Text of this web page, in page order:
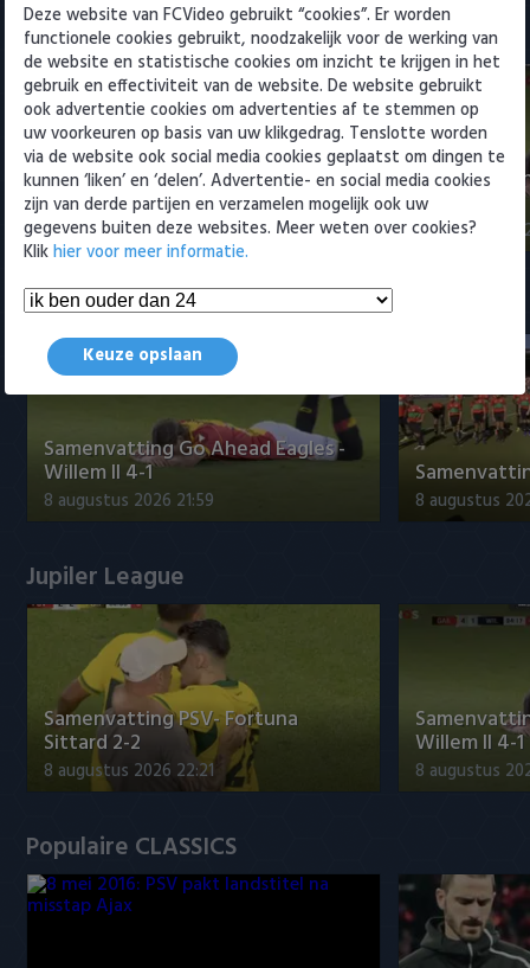
Eredivisie
Samenvatting PSV- Fortuna
Sittard 2-2
8 augustus 2026 22:21
Willem II 4-1
8 augustus
Samenvattingen Eredivisie
Samenvatting Go Ahead Eagles -
Willem II 4-1
8 augustus 2026 21:59 8 augustus
Jupiler League
Samenvatting PSV- Fortuna
Sittard 2-2
8 augustus 2026 22:21
Willem II 4-1
8 augustus
Populaire CLASSICS
Deze website van FCVideo gebruikt “cookies”. Er worden
functionele cookies gebruikt, noodzakelijk voor de werking van
de website en statistische cookies om inzicht te krijgen in het
gebruik en effectiviteit van de website. De website gebruikt
ook advertentie cookies om advertenties af te stemmen op
uw voorkeuren op basis van uw klikgedrag. Tenslotte worden
via de website ook social media cookies geplaatst om dingen te
kunnen ‘liken’ en ‘delen’. Advertentie- en social media cookies
zijn van derde partijen en verzamelen mogelijk ook uw
gegevens buiten deze websites. Meer weten over cookies?
Klikhier voor meer informatie.
Keuze opslaan